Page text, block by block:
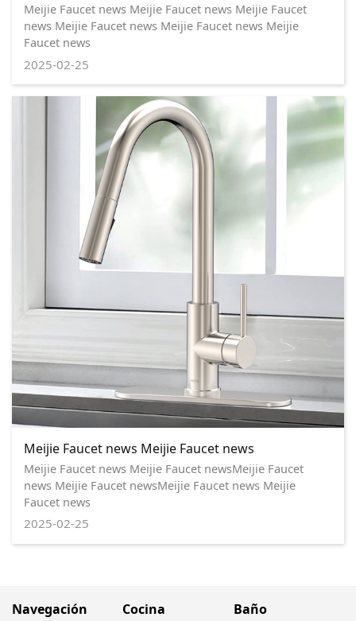
Meijie Faucet news Meijie Faucet news Meijie Faucet
news Meijie Faucet news Meijie Faucet news Meijie
Faucet news
2025-02-25
Meijie Faucet news Meijie Faucet news
Meijie Faucet news Meijie Faucet newsMeijie Faucet
news Meijie Faucet newsMeijie Faucet news Meijie
Faucet news
2025-02-25
Navegación
Cocina Baño